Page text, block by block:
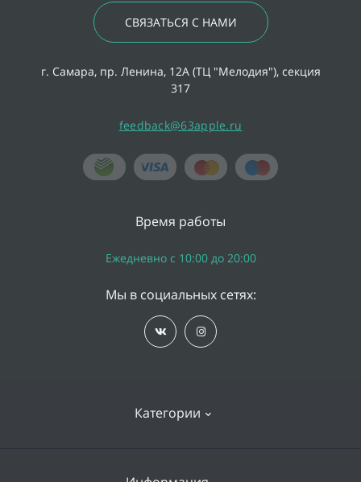
СВЯЗАТЬСЯ С НАМИ
г. Самара, пр. Ленина, 12А (ТЦ "Мелодия"), секция
317
feedback@63apple.ru
Категории
Время работы
Ежедневно с 10:00 до 20:00
Мы в социальных сетях: